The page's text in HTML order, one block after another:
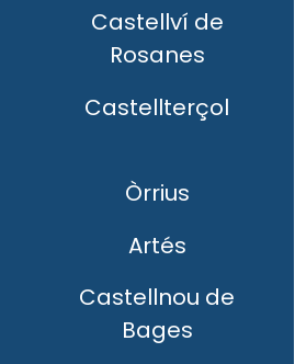
Castellví de
Rosanes
Castellterçol
Òrrius
Artés
Castellnou de
Bages